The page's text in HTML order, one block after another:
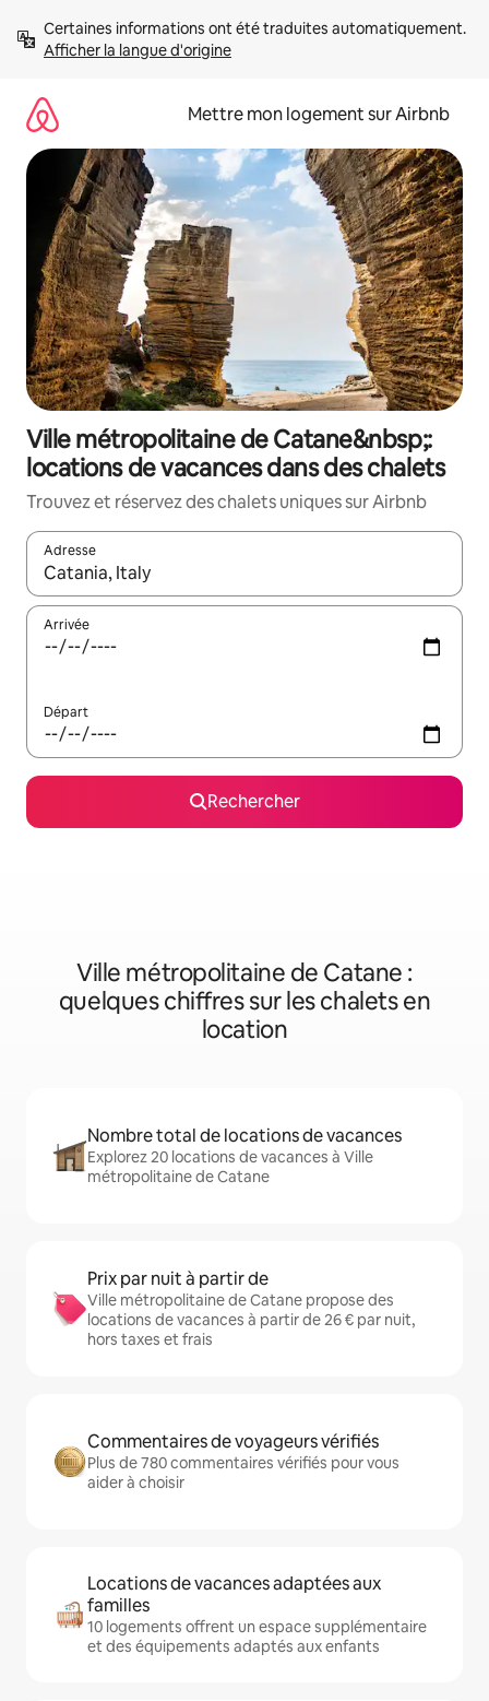
directement
Afficher la langue d'origine
Mettre mon logement sur Airbnb
Ville métropolitaine de Catane&nbsp;:
locations de vacances dans des chalets
Trouvez et réservez des chalets uniques sur Airbnb
Adresse
Lorsque les résultats s'affichent, utilisez les flèches vers le
Arrivée
Départ
Rechercher
Ville métropolitaine de Catane :
quelques chiffres sur les chalets en
location
Nombre total de locations de vacances
Explorez 20 locations de vacances à Ville
métropolitaine de Catane
Prix par nuit à partir de
Ville métropolitaine de Catane propose des
locations de vacances à partir de 26 € par nuit,
hors taxes et frais
Commentaires de voyageurs vérifiés
Plus de 780 commentaires vérifiés pour vous
aider à choisir
Locations de vacances adaptées aux
familles
10 logements offrent un espace supplémentaire
et des équipements adaptés aux enfants